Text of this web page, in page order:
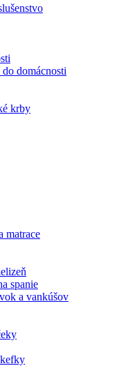
domácnosti
krby
matrace
spanie
a vankúšov